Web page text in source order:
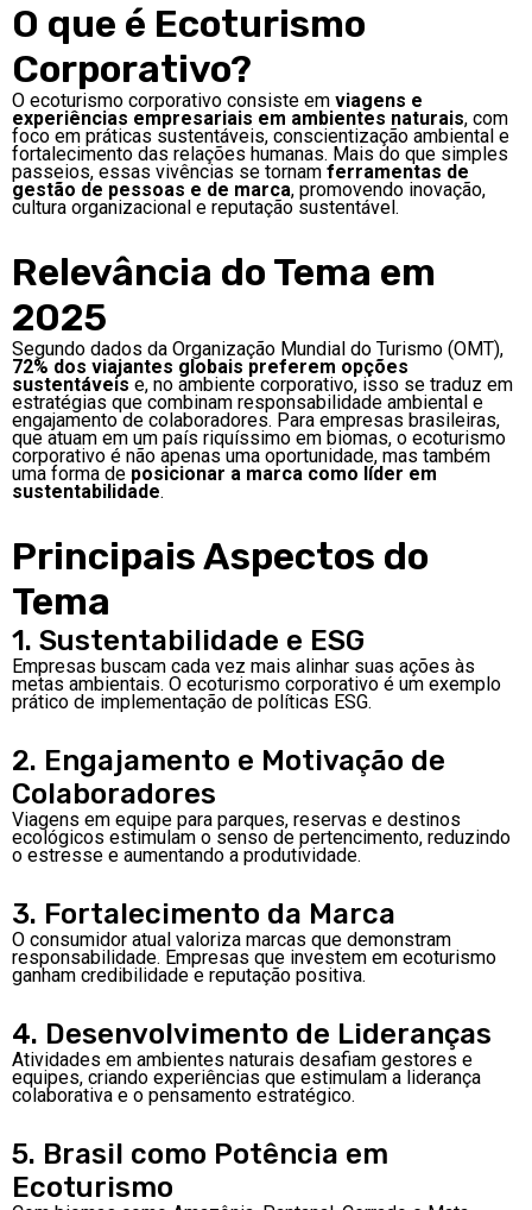
O que é Ecoturismo
Corporativo?
O ecoturismo corporativo consiste em viagens e
experiências empresariais em ambientes naturais, com
foco em práticas sustentáveis, conscientização ambiental e
fortalecimento das relações humanas. Mais do que simples
passeios, essas vivências se tornam ferramentas de
gestão de pessoas e de marca, promovendo inovação,
cultura organizacional e reputação sustentável.
Relevância do Tema em
2025
Segundo dados da Organização Mundial do Turismo (OMT),
72% dos viajantes globais preferem opções
sustentáveis e, no ambiente corporativo, isso se traduz em
estratégias que combinam responsabilidade ambiental e
engajamento de colaboradores. Para empresas brasileiras,
que atuam em um país riquíssimo em biomas, o ecoturismo
corporativo é não apenas uma oportunidade, mas também
uma forma de posicionar a marca como líder em
sustentabilidade.
Principais Aspectos do
Tema
1. Sustentabilidade e ESG
Empresas buscam cada vez mais alinhar suas ações às
metas ambientais. O ecoturismo corporativo é um exemplo
prático de implementação de políticas ESG.
2. Engajamento e Motivação de
Colaboradores
Viagens em equipe para parques, reservas e destinos
ecológicos estimulam o senso de pertencimento, reduzindo
o estresse e aumentando a produtividade.
3. Fortalecimento da Marca
O consumidor atual valoriza marcas que demonstram
responsabilidade. Empresas que investem em ecoturismo
ganham credibilidade e reputação positiva.
4. Desenvolvimento de Lideranças
Atividades em ambientes naturais desafiam gestores e
equipes, criando experiências que estimulam a liderança
colaborativa e o pensamento estratégico.
5. Brasil como Potência em
Ecoturismo